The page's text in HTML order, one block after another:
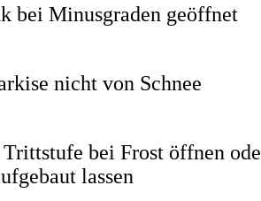
bei Minusgraden geöffnet
nicht von Schnee
bei Frost öffnen
lassen